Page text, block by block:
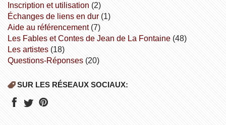
inscription et utilisation (2)
échanges de liens en dur(1)
aide au référencement(7)
Les Fables et Contes de Jean de La Fontaine(48)
Les artistes(18)
Questions-Réponses(20)
SUR LES RÉSEAUX SOCIAUX: